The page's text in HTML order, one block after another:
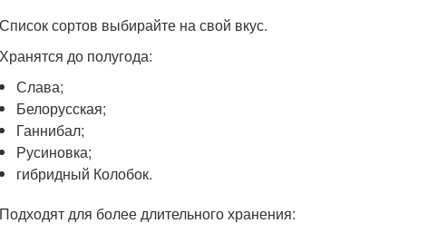
Список сортов выбирайте на свой вкус.
Хранятся до полугода:
Слава;
Белорусская;
Ганнибал;
Русиновка;
гибридный Колобок.
Подходят для более длительного хранения: